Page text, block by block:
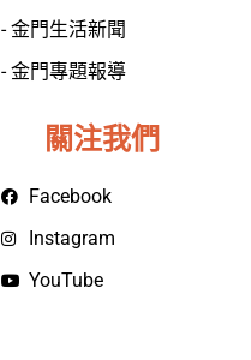
- 金門生活新聞
- 金門專題報導
關注我們
Facebook
Instagram
YouTube